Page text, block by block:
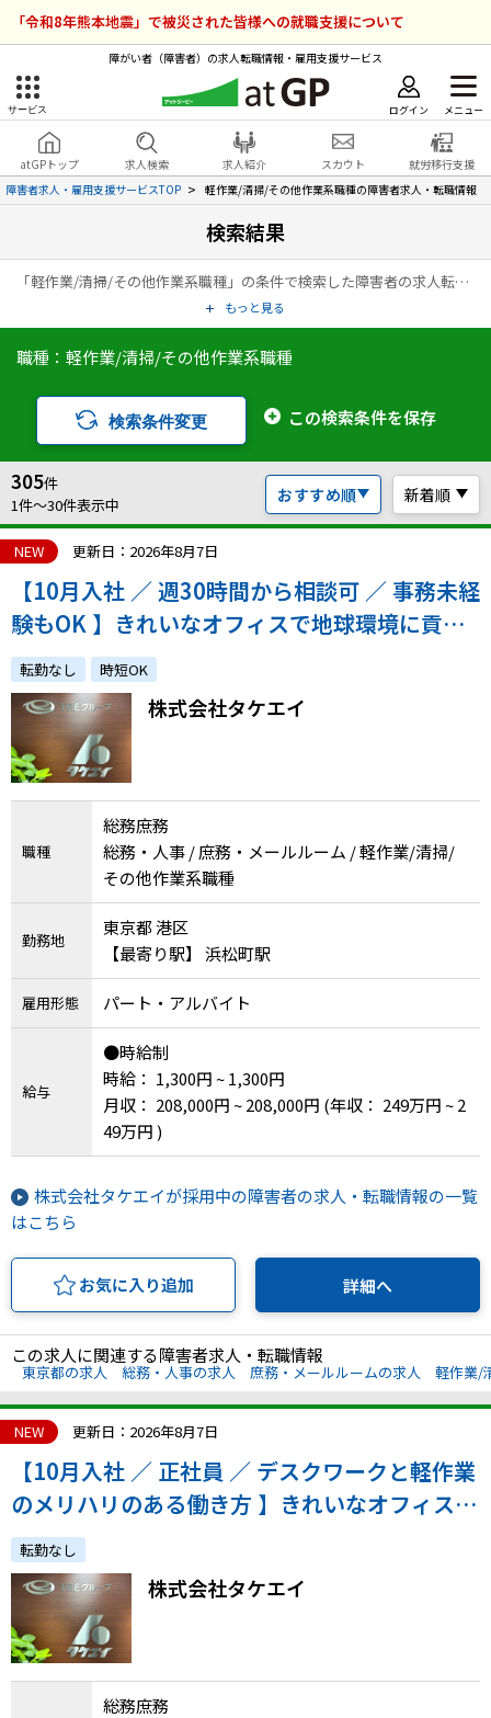
「令和8年熊本地震」で被災された皆様への就職支援について
障がい者（障害者）の求人転職情報・雇用支援サービス
サービス ログイン メニュー
atGPトップ 求人検索 求人紹介 スカウト
就労移行支援
障害者求人・雇用支援サービスTOP
軽作業/清掃/その他作業系職種の障害者求人・転職情報
検索結果
「軽作業/清掃/その他作業系職種」の条件で検索した障害者の求人転職情報の一覧ページです。アットジーピー（atGP）は、障害者の求人情報・障害者専門の転職支援サービス（エージェント）・就労移行支援事業所など、雇用に関する様々なサービスを展開している障害者の「働く」をトータルでサポートするサービスです。
もっと見る
職種：軽作業/清掃/その他作業系職種
検索条件変更 この検索条件を保存
おすすめ順 新着順
305件
1件〜30件表示中
NEW 更新日：2026年8月7日
【10月入社 ／ 週30時間から相談可 ／ 事務未経
験もOK 】きれいなオフィスで地球環境に貢献
している会社の庶務業務◎
転勤なし 時短OK
株式会社タケエイ
職種
総務庶務
総務・人事 / 庶務・メールルーム / 軽作業/清掃/
その他作業系職種
勤務地
東京都 港区
【最寄り駅】 浜松町駅
雇用形態 パート・アルバイト
給与
●時給制
時給： 1,300円 ~ 1,300円
月収： 208,000円 ~ 208,000円 (年収： 249万円 ~ 2
49万円 )
株式会社タケエイが採用中の障害者の求人・転職情報の一覧
はこちら
お気に入り追加 詳細へ
この求人に関連する障害者求人・転職情報
東京都の求人 総務・人事の求人 庶務・メールルームの求人 軽作業/
NEW 更新日：2026年8月7日
【10月入社 ／ 正社員 ／ デスクワークと軽作業
のメリハリのある働き方 】きれいなオフィスで
地球環境に貢献している会社の総務業務◎
転勤なし
株式会社タケエイ
総務庶務
障害者雇用のアットジーピー
サービスラインナップ
障害者専門の就転職支援サービス
障害者アスリート専門の就転職支援サービス
ハイスキルな障害者の転職支援サービス
障害のある新卒学生専門の就職エージェントサービス
求人検索・スカウトサービス
障害者専門の求人検索・スカウトサービス
就労移行支援サービス
障害別専門支援の就労移行支援サービス
IT・Web制作スキルを身につける就労移行支援サービス
ソーシャルファームサービス
新しい障害者雇用支援サービス
ご利用ガイド
メニューを閉じる
ログイン 会員登録 無料
求人を検索する
求人を紹介してもらう
スカウトを受ける
就労移行支援サービス
就職・転職ノウハウ
お問い合わせ・よくある質問
お問い合わせ
よくある質問
採用をお考えの企業様はこちら